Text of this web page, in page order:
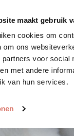
maakt gebruik
cookies om
om ons
partners voor social
met andere
van hun services.
Plaats huisdier